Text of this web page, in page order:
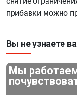
прибавки можно
Вы не узнаете
Мы